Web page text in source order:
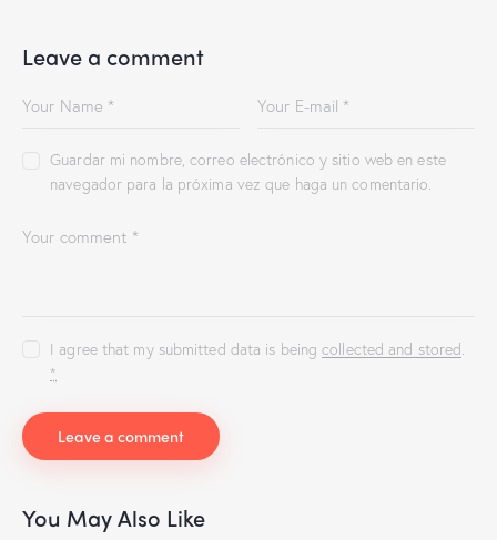
Leave a comment
Guardar mi nombre, correo electrónico y sitio web en este
navegador para la próxima vez que haga un comentario.
I agree that my submitted data is beingcollected and stored.
*
You May Also Like